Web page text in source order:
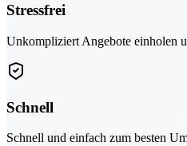
Stressfrei
Unkompliziert Angebote einholen
Schnell
Schnell und einfach zum besten